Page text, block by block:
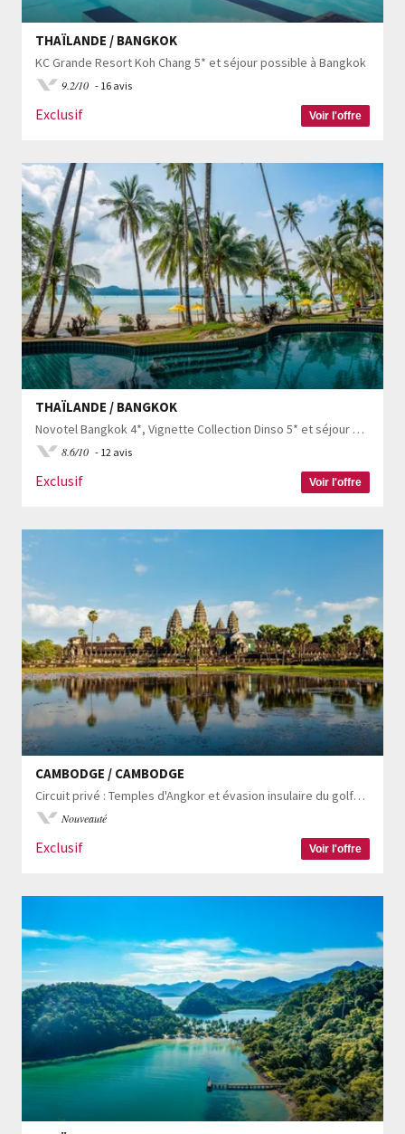
THAÏLANDE / BANGKOK
KC Grande Resort Koh Chang 5* et séjour possible à Bangkok
9.2/10 - 16 avis
Exclusif Voir l'offre
THAÏLANDE / BANGKOK
Novotel Bangkok 4*, Vignette Collection Dinso 5* et séjour possible au Tolani Resort 4*
8.6/10 - 12 avis
Exclusif Voir l'offre
CAMBODGE / CAMBODGE
Circuit privé : Temples d'Angkor et évasion insulaire du golfe thaïlandais
Nouveauté
Exclusif Voir l'offre